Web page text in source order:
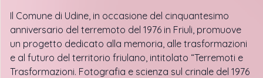
Il Comune di Udine, in occasione del cinquantesimo
anniversario del terremoto del 1976 in Friuli, promuove
un progetto dedicato alla memoria, alle trasformazioni
e al futuro del territorio friulano, intitolato “Terremoti e
Trasformazioni. Fotografia e scienza sul crinale del 1976